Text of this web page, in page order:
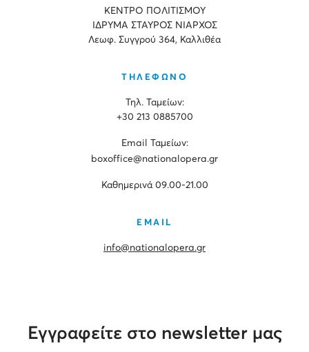
ΚΕΝΤΡΟ ΠΟΛΙΤΙΣΜΟΥ
ΙΔΡΥΜΑ ΣΤΑΥΡΟΣ ΝΙΑΡΧΟΣ
Λεωφ. Συγγρού 364, Καλλιθέα
ΤΗΛΕΦΩΝΟ
Τηλ. Ταμείων:
+30 213 0885700
Εmail Ταμείων:
boxoffice@nationalopera.gr
Καθημερινά 09.00-21.00
EMAIL
info@nationalopera.gr
Εγγραφείτε στο newsletter μας